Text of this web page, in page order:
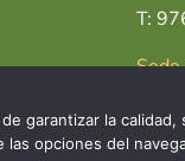
T:
Sede
garantizar la
opciones del